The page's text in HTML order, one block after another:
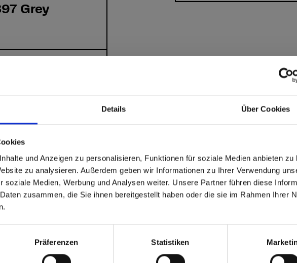
Details Über Cookies
und Anzeigen zu personalisieren, Funktionen für soziale Medien anbieten zu
zu analysieren. Außerdem geben wir Informationen zu Ihrer Verwendung
soziale Medien, Werbung und Analysen weiter. Unsere Partner führen diese
zusammen, die Sie ihnen bereitgestellt haben oder die sie im Rahmen Ihrer
Präferenzen Statistiken
based in the États-Unis?
North America website directly from here or discover what Fundermax offers in Europe
Grey
- HPL
Noyau
Grey